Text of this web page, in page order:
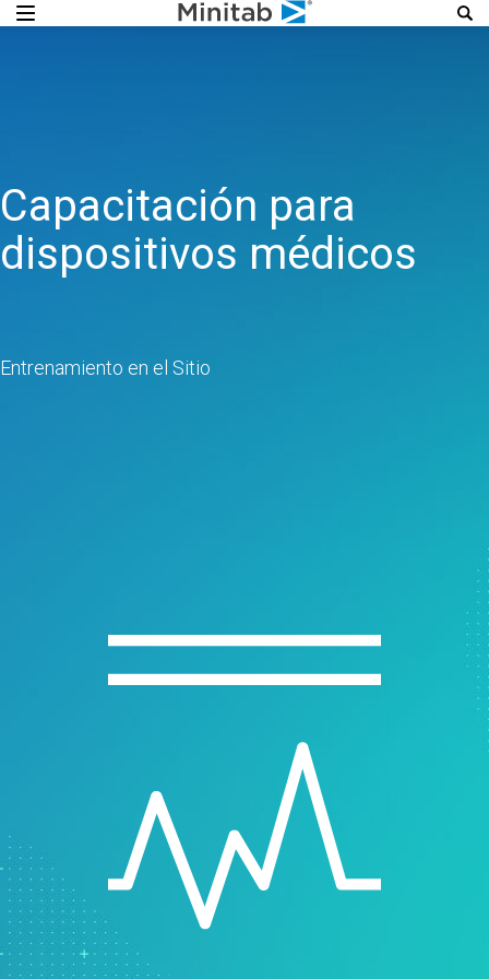
Capacitación para
dispositivos médicos
Entrenamiento en el Sitio